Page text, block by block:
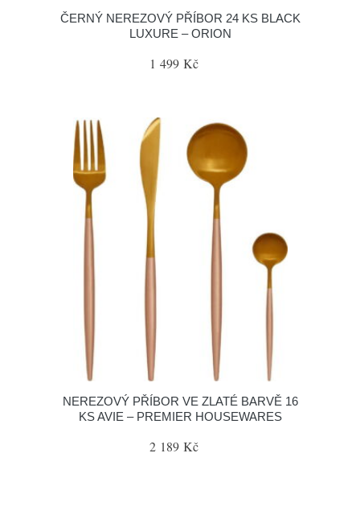
ČERNÝ NEREZOVÝ PŘÍBOR 24 KS BLACK
LUXURE – ORION
1 499 Kč
NEREZOVÝ PŘÍBOR VE ZLATÉ BARVĚ 16
KS AVIE – PREMIER HOUSEWARES
2 189 Kč